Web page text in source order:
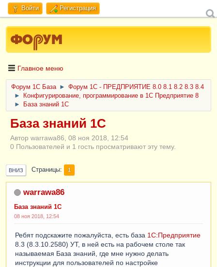
Войти Регистрация
Главное меню
Форум 1C База ►
Форум 1С - ПРЕДПРИЯТИЕ 8.0 8.1 8.2 8.3 8.4
►
Конфигурирование, программирование в 1С Предприятие 8
►
База знаний 1С
База знаний 1С
Автор warrawa86, 08 ноя 2018, 12:54
0 Пользователей и 1 гость просматривают эту тему.
ВНИЗ Страницы 1
warrawa86
База знаний 1С
08 ноя 2018, 12:54
Ребят подскажите пожалуйста, есть база 1С:Предприятие
8.3 (8.3.10.2580) УТ, в ней есть на рабочем столе так
называемая База знаний, где мне нужно делать
инструкции для пользователей по настройке